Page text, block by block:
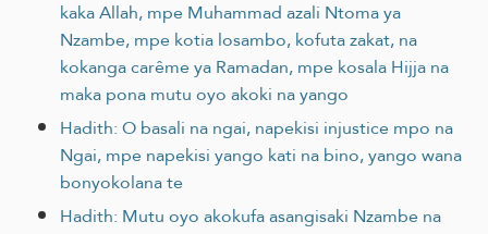
kaka Allah, mpe Muhammad azali Ntoma ya
Nzambe, mpe kotia losambo, kofuta zakat, na
kokanga carême ya Ramadan, mpe kosala Hijja na
maka pona mutu oyo akoki na yango
Hadith: O basali na ngai, napekisi injustice mpo na
Ngai, mpe napekisi yango kati na bino, yango wana
bonyokolana te
Hadith: Mutu oyo akokufa asangisaki Nzambe na